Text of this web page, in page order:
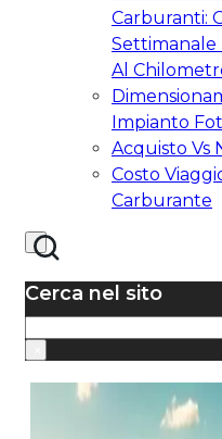
Carburanti:
Settimanale
Al
Impianto
Acquisto Vs
Costo
Carburante
Cerca nel sito